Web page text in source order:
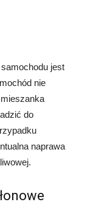
jest
nie
do
naprawa